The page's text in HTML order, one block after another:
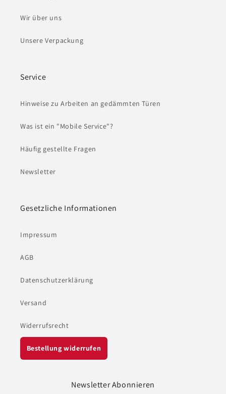
Wir über uns
Unsere Verpackung
Service
Hinweise zu Arbeiten an gedämmten Türen
Was ist ein "Mobile Service"?
Häufig gestellte Fragen
Newsletter
Gesetzliche Informationen
Impressum
AGB
Datenschutzerklärung
Versand
Widerrufsrecht
Bestellung widerrufen
Newsletter Abonnieren